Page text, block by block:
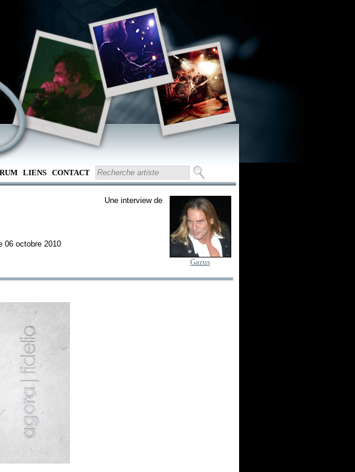
LIENS CONTACT
06 octobre 2010
Gazus
Une interview de